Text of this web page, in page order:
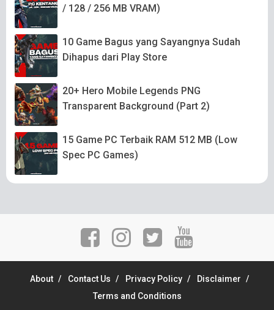
/ 128 / 256 MB VRAM)
10 Game Bagus yang Sayangnya Sudah
Dihapus dari Play Store
20+ Hero Mobile Legends PNG
Transparent Background (Part 2)
15 Game PC Terbaik RAM 512 MB (Low
Spec PC Games)
About Contact Us Privacy Policy
Disclaimer
Terms and Conditions